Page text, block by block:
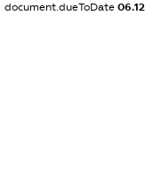
document.dueToDate